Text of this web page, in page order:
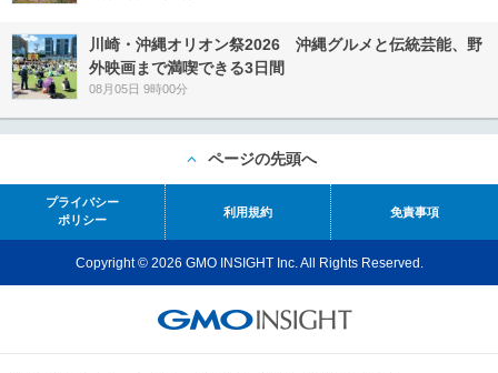
川崎・沖縄オリオン祭2026 沖縄グルメと伝統芸能、野
外映画まで満喫できる3日間
08月05日 9時00分
ページの先頭へ
プライバシー
ポリシー
利用規約 免責事項
Copyright © 2026 GMO INSIGHT Inc. All Rights Reserved.